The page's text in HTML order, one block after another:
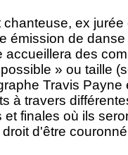
ex
émission de
des
» ou taille
Travis
à travers
finales où ils
d'être